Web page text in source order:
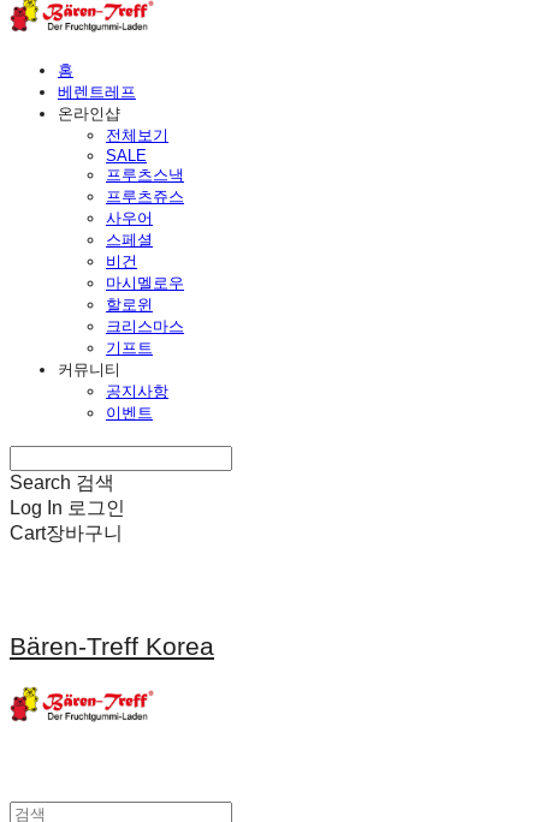
홈
베렌트레프
온라인샵
전체보기
SALE
프루츠스낵
프루츠쥬스
사우어
스페셜
비건
마시멜로우
할로윈
크리스마스
기프트
커뮤니티
공지사항
이벤트
Search 검색
Log In 로그인
Cart장바구니
Bären-Treff Korea